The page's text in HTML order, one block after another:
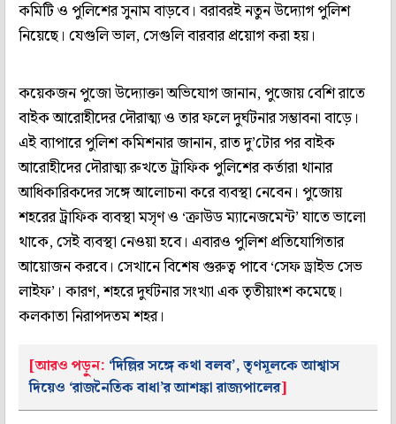
কমিটি ও পুলিশের সুনাম বাড়বে। বরাবরই নতুন উদ্যোগ পুলিশ
নিয়েছে। যেগুলি ভাল, সেগুলি বারবার প্রয়োগ করা হয়।
কয়েকজন পুজো উদ্যোক্তা অভিযোগ জানান, পুজোয় বেশি রাতে
বাইক আরোহীদের দৌরাত্ম‌্য ও তার ফলে দুর্ঘটনার সম্ভাবনা বাড়ে।
এই ব‌্যাপারে পুলিশ কমিশনার জানান, রাত দু’টোর পর বাইক
আরোহীদের দৌরাত্ম‌্য রুখতে ট্রাফিক পুলিশের কর্তারা থানার
আধিকারিকদের সঙ্গে আলোচনা করে ব‌্যবস্থা নেবেন। পুজোয়
শহরের ট্রাফিক ব‌্যবস্থা মসৃণ ও ‘ক্রাউড ম‌্যানেজমেন্ট’ যাতে ভালো
থাকে, সেই ব‌্যবস্থা নেওয়া হবে। এবারও পুলিশ প্রতিযোগিতার
আয়োজন করবে। সেখানে বিশেষ গুরুত্ব পাবে ‘সেফ ড্রাইভ সেভ
লাইফ’। কারণ, শহরে দুর্ঘটনার সংখ‌্যা এক তৃতীয়াংশ কমেছে।
কলকাতা নিরাপদতম শহর।
[আরও পড়ুন: ‘দিল্লির সঙ্গে কথা বলব’, তৃণমূলকে আশ্বাস
দিয়েও ‘রাজনৈতিক বাধা’র আশঙ্কা রাজ্যপালের]